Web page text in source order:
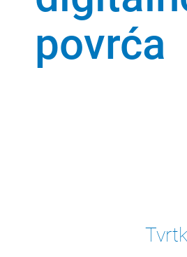
povrća